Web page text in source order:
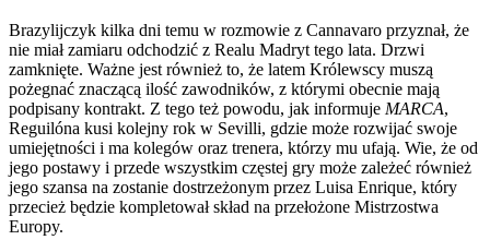
Brazylijczyk kilka dni temu w rozmowie z Cannavaro przyznał, że
nie miał zamiaru odchodzić z Realu Madryt tego lata. Drzwi
zamknięte. Ważne jest również to, że latem Królewscy muszą
pożegnać znaczącą ilość zawodników, z którymi obecnie mają
podpisany kontrakt. Z tego też powodu, jak informuje MARCA,
Reguilóna kusi kolejny rok w Sevilli, gdzie może rozwijać swoje
umiejętności i ma kolegów oraz trenera, którzy mu ufają. Wie, że od
jego postawy i przede wszystkim częstej gry może zależeć również
jego szansa na zostanie dostrzeżonym przez Luisa Enrique, który
przecież będzie kompletował skład na przełożone Mistrzostwa
Europy.